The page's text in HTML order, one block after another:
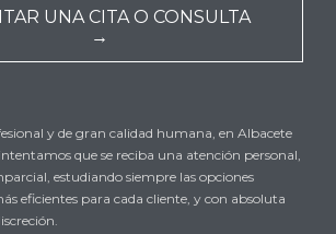
UNA CITA O CONSULTA
→
y de gran calidad humana, en Albacete
que se reciba una atención personal,
estudiando siempre las opciones
eficientes para cada cliente, y con absoluta